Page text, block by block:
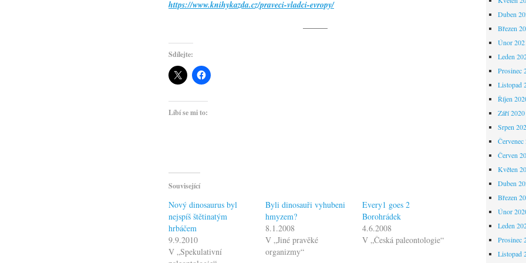
https://www.knihykazda.cz/praveci-vladci-evropy/
———
Sdílejte:
Líbí se mi to:
Související
Nový dinosaurus byl
nejspíš štětinatým
hrbáčem
9.9.2010
V „Spekulativní
Byli dinosauři vyhubeni
hmyzem?
8.1.2008
V „Jiné pravěké
organizmy“
Every1 goes 2
Borohrádek
4.6.2008
V „Česká paleontologie“
Duben
Březen
Únor
Leden
Prosinec
Listopad
Říjen
Září 2020
Srpen
Červenec
Červen
Květen
Duben
Březen
Únor
Leden
Prosinec
Listopad